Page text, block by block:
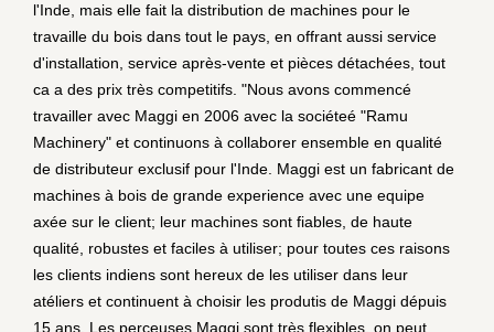
l'Inde, mais elle fait la distribution de machines pour le
travaille du bois dans tout le pays, en offrant aussi service
d'installation, service après-vente et pièces détachées, tout
ca a des prix très competitifs. "Nous avons commencé
travailler avec Maggi en 2006 avec la sociéteé "Ramu
Machinery" et continuons à collaborer ensemble en qualité
de distributeur exclusif pour l'Inde. Maggi est un fabricant de
machines à bois de grande experience avec une equipe
axée sur le client; leur machines sont fiables, de haute
qualité, robustes et faciles à utiliser; pour toutes ces raisons
les clients indiens sont hereux de les utiliser dans leur
atéliers et continuent à choisir les produtis de Maggi dépuis
15 ans. Les perceuses Maggi sont très flexibles, on peut